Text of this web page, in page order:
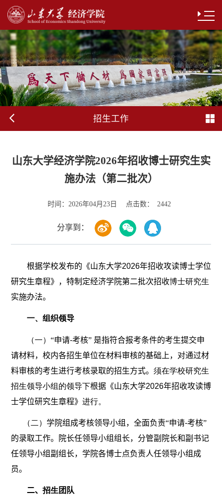
招生工作
山东大学经济学院2026年招收博士研究生实
施办法（第二批次）
时间： 2026年04月23日 点击数： 2442
分享到：
根据学校发布的《山东大学2026年招收攻读博士学位
研究生章程》， 特制定经济学院第二批次招收博士研究生
实施办法。
一、组织领导
（一） “申请-考核” 是指符合报考条件的考生提交申
请材料，校内各招生单位在材料审核的基础上，对通过材
料审核的考生进行考核录取的招生方式。 须在学校研究生
招生领导小组的领导下根据《山东大学2026年招收攻读博
士学位研究生章程》 进行。
（二） 学院组成考核领导小组，全面负责“申请-考核”
的录取工作。院长任领导小组组长，分管副院长和副书记
任领导小组副组长，学院各博士点负责人任领导小组成
员。
二、 招生 团队